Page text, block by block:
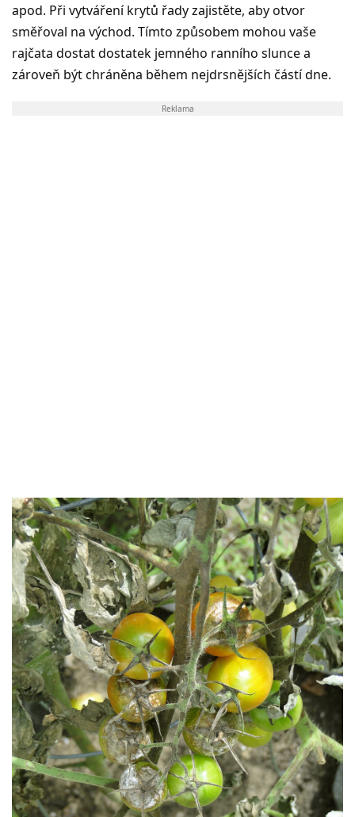
apod. Při vytváření krytů řady zajistěte, aby otvor
směřoval na východ. Tímto způsobem mohou vaše
rajčata dostat dostatek jemného ranního slunce a
zároveň být chráněna během nejdrsnějších částí dne.
Reklama